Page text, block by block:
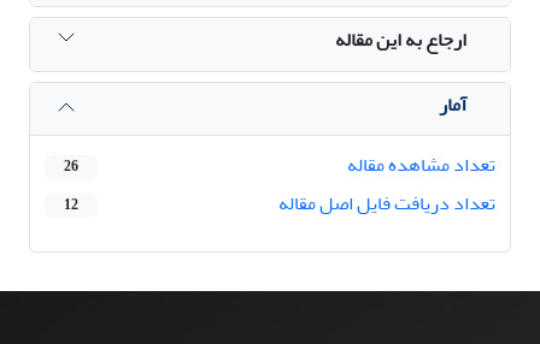
ارجاع به این مقاله
آمار
تعداد مشاهده مقاله
26
تعداد دریافت فایل اصل مقاله 12